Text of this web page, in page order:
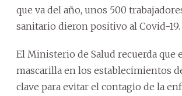
que va del año, unos 500
sanitario dieron positivo al Covid-19.
El Ministerio de Salud recuerda que
mascarilla en los establecimientos
clave para evitar el contagio de la